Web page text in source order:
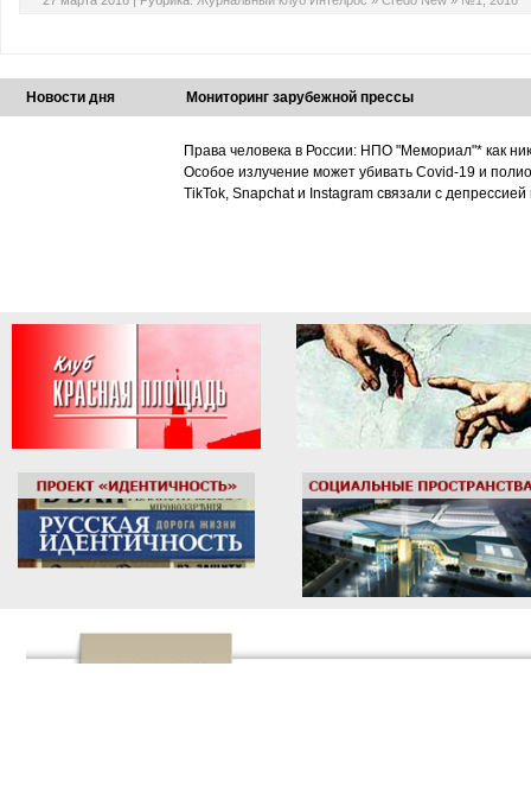
Новости дня Мониторинг зарубежной прессы
Права человека в России: НПО "Мемориал"* как
Особое излучение может убивать Covid-19 и
TikTok, Snapchat и Instagram связали с